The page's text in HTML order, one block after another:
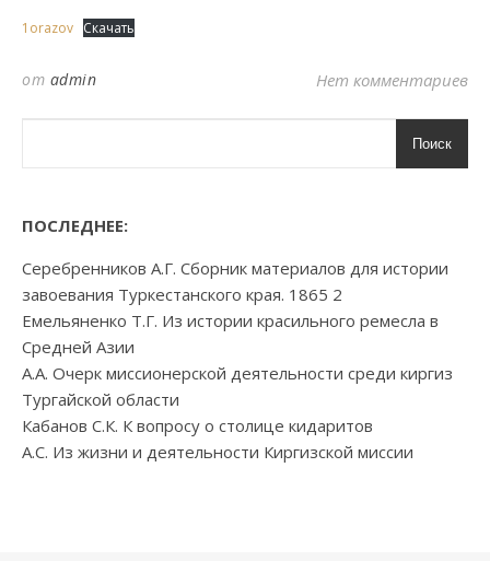
1orazov Скачать
от admin Нет комментариев
Поиск
ПОСЛЕДНЕЕ:
Серебренников А.Г. Сборник материалов для истории
завоевания Туркестанского края. 1865 2
Емельяненко Т.Г. Из истории красильного ремесла в
Средней Азии
А.А. Очерк миссионерской деятельности среди киргиз
Тургайской области
Кабанов С.К. К вопросу о столице кидаритов
А.С. Из жизни и деятельности Киргизской миссии